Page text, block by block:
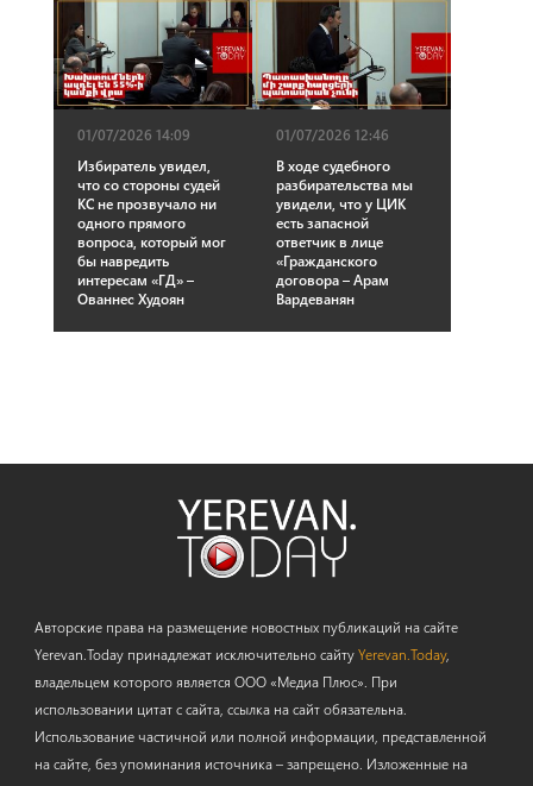
01/07/2026 14:09
Избиратель увидел,
что со стороны судей
КС не прозвучало ни
одного прямого
вопроса, который мог
бы навредить
интересам «ГД» –
Ованнес Худоян
01/07/2026 12:46
В ходе судебного
разбирательства мы
увидели, что у ЦИК
есть запасной
ответчик в лице
«Гражданского
договора – Арам
Вардеванян
Авторские права на размещение новостных публикаций на сайте
Yerevan.Today принадлежат исключительно сайтуYerevan.Today,
владельцем которого является ООО «Медиа Плюс». При
использовании цитат с сайта, ссылка на сайт обязательна.
Использование частичной или полной информации, представленной
на сайте, без упоминания источника – запрещено. Изложенные на